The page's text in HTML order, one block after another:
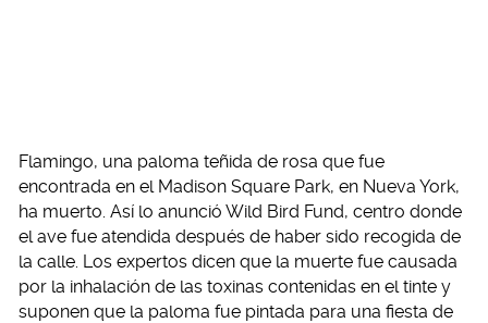
Flamingo, una paloma teñida de rosa que fue
encontrada en el Madison Square Park, en Nueva York,
ha muerto. Así lo anunció Wild Bird Fund, centro donde
el ave fue atendida después de haber sido recogida de
la calle. Los expertos dicen que la muerte fue causada
por la inhalación de las toxinas contenidas en el tinte y
suponen que la paloma fue pintada para una fiesta de